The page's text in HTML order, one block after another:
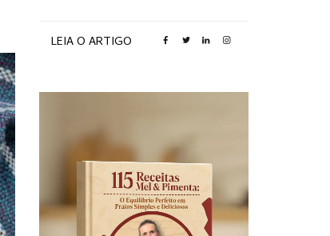
LEIA O ARTIGO